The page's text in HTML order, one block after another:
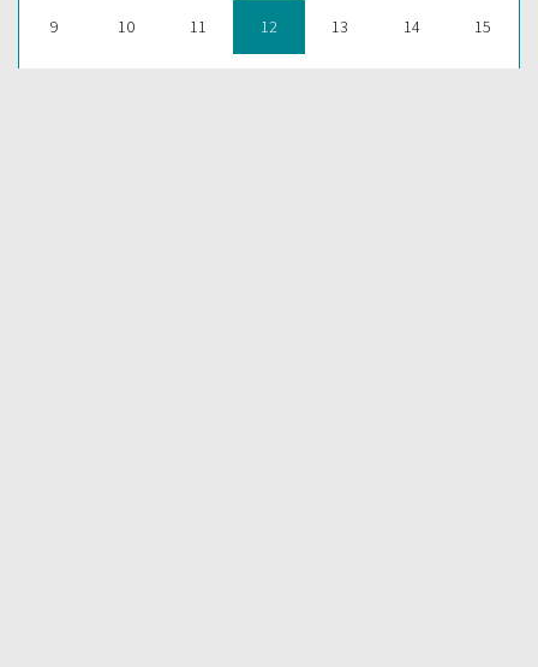
9 10 11 12 13 14 15